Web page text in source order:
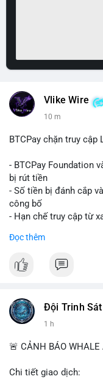
Vlike Wire
10 m
BTCPay chặn truy
- BTCPay Foundation
bị rút tiền
- Số tiền bị đánh cắp
công bố
- Hạn chế truy cập từ
#binancesquare
$btc
📰 Nguồn: Cointelegraph
Đọc thêm
Đội Trinh Sát
1 h
🚨 CẢNH BÁO WHALE
Chi tiết giao dịch: